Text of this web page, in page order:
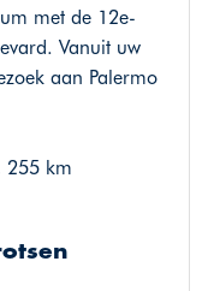
met de 12e-
Vanuit uw
aan Palermo
255 km